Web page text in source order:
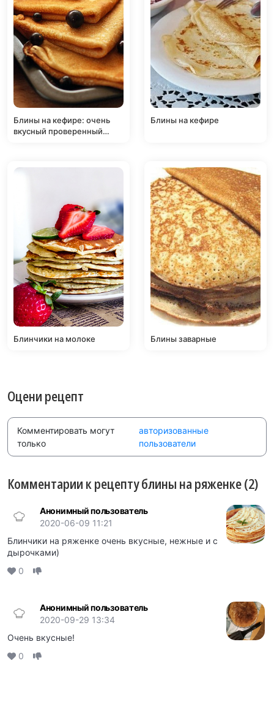
Блины на кефире: очень
вкусный проверенный
Блины на кефире
Блинчики на молоке Блины заварные
Оцени рецепт
Комментировать могут
только
авторизованные
пользователи
Комментарии к рецепту блины на ряженке (2)
Анонимный пользователь
2020-06-09 11:21
Блинчики на ряженке очень вкусные, нежные и с
дырочками)
0
Анонимный пользователь
2020-09-29 13:34
Очень вкусные!
0